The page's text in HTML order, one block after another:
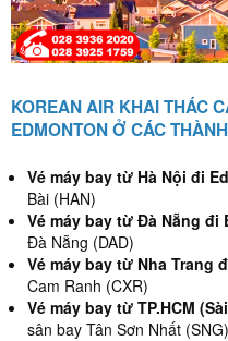
KOREAN AIR KHAI THÁC
EDMONTON Ở CÁC
Vé máy bay từ Hà Nội đi
Bài (HAN)
Vé máy bay từ Đà Nẵng đi
Đà Nẵng (DAD)
Vé máy bay từ Nha Trang
Cam Ranh (CXR)
Vé máy bay từ TP.HCM
sân bay Tân Sơn Nhất (SNG)